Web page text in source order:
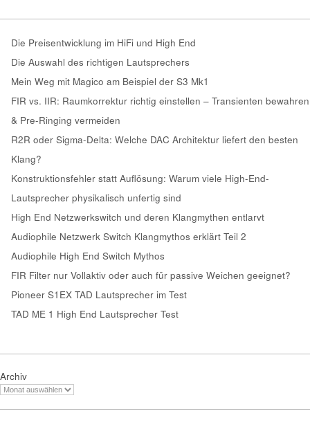
Die Preisentwicklung im HiFi und High End
Die Auswahl des richtigen Lautsprechers
Mein Weg mit Magico am Beispiel der S3 Mk1
FIR vs. IIR: Raumkorrektur richtig einstellen – Transienten bewahren
& Pre-Ringing vermeiden
R2R oder Sigma-Delta: Welche DAC Architektur liefert den besten
Klang?
Konstruktionsfehler statt Auflösung: Warum viele High-End-
Lautsprecher physikalisch unfertig sind
High End Netzwerkswitch und deren Klangmythen entlarvt
Audiophile Netzwerk Switch Klangmythos erklärt Teil 2
Audiophile High End Switch Mythos
FIR Filter nur Vollaktiv oder auch für passive Weichen geeignet?
Pioneer S1EX TAD Lautsprecher im Test
TAD ME 1 High End Lautsprecher Test
Archiv